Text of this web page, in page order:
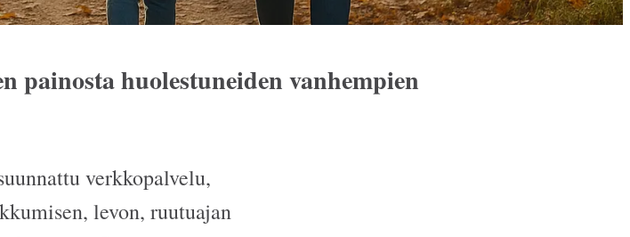
painosta huolestuneiden vanhempien
verkkopalvelu,
levon, ruutuajan